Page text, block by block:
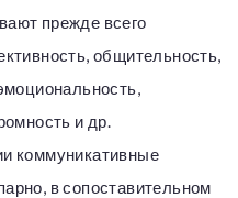
прежде всего
общительность,
и др.
коммуникативные
в сопоставительном